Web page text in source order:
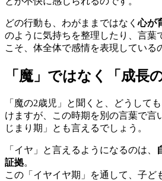
どの行動も、わがままではなく心が
のように気持ちを整理したり、言葉
こそ、体全体で感情を表現している
「魔」ではなく「成長
「魔の2歳児」と聞くと、どうして
けますが、この時期を別の言葉で言
じまり期」とも言えるでしょう。
「イヤ」と言えるようになるのは、
証拠。
この「イヤイヤ期」を通して、子ど